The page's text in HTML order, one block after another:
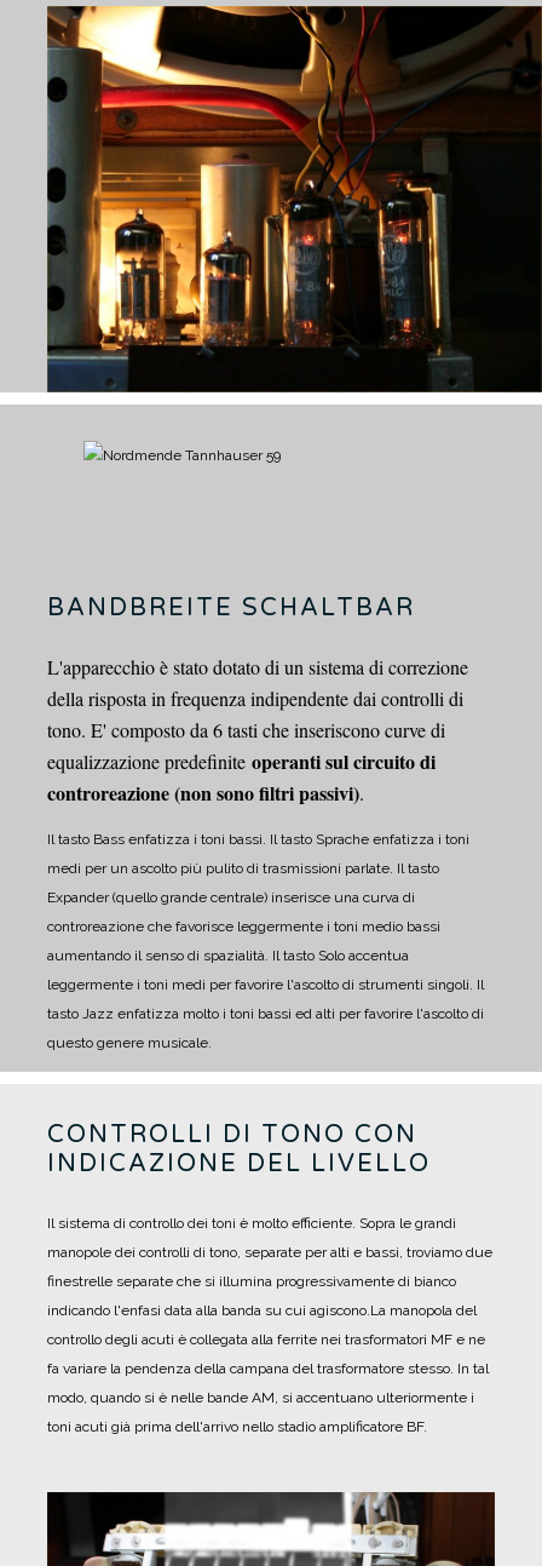
BANDBREITE SCHALTBAR
L'apparecchio è stato dotato di un sistema di correzione
della risposta in frequenza indipendente dai controlli di
tono. E' composto da 6 tasti che inseriscono curve di
equalizzazione predefinite operanti sul circuito di
controreazione (non sono filtri passivi).
Il tasto Bass enfatizza i toni bassi. Il tasto Sprache enfatizza i toni
medi per un ascolto più pulito di trasmissioni parlate. Il tasto
Expander (quello grande centrale) inserisce una curva di
controreazione che favorisce leggermente i toni medio bassi
aumentando il senso di spazialità. Il tasto Solo accentua
leggermente i toni medi per favorire l'ascolto di strumenti singoli. Il
tasto Jazz enfatizza molto i toni bassi ed alti per favorire l'ascolto di
questo genere musicale.
CONTROLLI DI TONO CON
INDICAZIONE DEL LIVELLO
Il sistema di controllo dei toni è molto efficiente. Sopra le grandi
manopole dei controlli di tono, separate per alti e bassi, troviamo due
finestrelle separate che si illumina progressivamente di bianco
indicando l'enfasi data alla banda su cui agiscono. La manopola del
controllo degli acuti è collegata alla ferrite nei trasformatori MF e ne
fa variare la pendenza della campana del trasformatore stesso. In tal
modo, quando si è nelle bande AM, si accentuano ulteriormente i
toni acuti già prima dell'arrivo nello stadio amplificatore BF.